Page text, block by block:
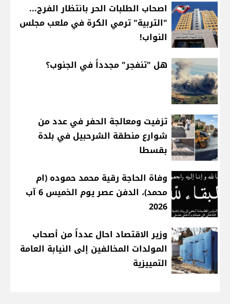
اصحاب الطلبات الحر بانتظار الفرج...
"التربية" ترمي الكرة في ملعب مجلس
النواب!
هل "تنفجر" مجدداً في الجنوب؟
تزفيت ومعالجة الحفر في عدد من
شوارع منطقة الشرحبيل في بلدة
بقسطا
وفاة الحاجة رقية محمد حموده (ام
محمد)، الدفن عصر يوم الخميس 6 آب
2026
وزير الاقتصاد احال عدداً من أصحاب
المولدات المخالفين إلى النيابة العامة
التمييزية